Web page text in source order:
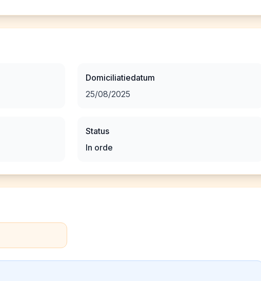
Domiciliatiedatum
25/08/2025
Status
In orde